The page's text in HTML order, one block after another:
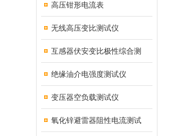
高压钳形电流表
无线高压变比测试仪
互感器伏安变比极性综合测
绝缘油介电强度测试仪
变压器空负载测试仪
氧化锌避雷器阻性电流测试